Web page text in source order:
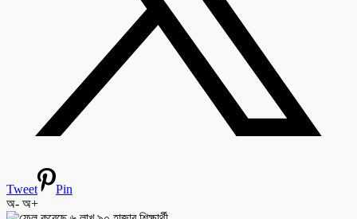
Tweet
Pin
অ- অ+